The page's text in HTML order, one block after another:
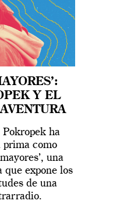
Y EL
ha
prima como
una
que expone los
de una